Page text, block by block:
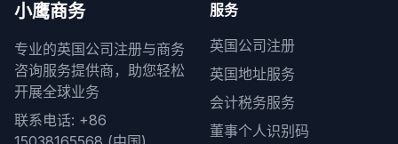
小鹰商务
专业的英国公司注册与商务
咨询服务提供商，助您轻松
开展全球业务
联系电话: +86
服务
英国公司注册
英国地址服务
会计税务服务
董事个人识别码